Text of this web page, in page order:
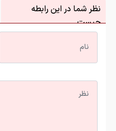
نظر شما در این رابطه
چیست